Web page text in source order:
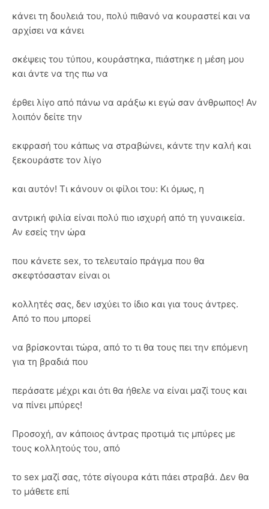
κάνει τη δουλειά του, πολύ πιθανό να κουραστεί και να
αρχίσει να κάνει
σκέψεις του τύπου, κουράστηκα, πιάστηκε η μέση μου
και άντε να της πω να
έρθει λίγο από πάνω να αράξω κι εγώ σαν άνθρωπος! Αν
λοιπόν δείτε την
εκφρασή του κάπως να στραβώνει, κάντε την καλή και
ξεκουράστε τον λίγο
και αυτόν! Τι κάνουν οι φίλοι του: Κι όμως, η
αντρική φιλία είναι πολύ πιο ισχυρή από τη γυναικεία.
Αν εσείς την ώρα
που κάνετε sex, το τελευταίο πράγμα που θα
σκεφτόσασταν είναι οι
κολλητές σας, δεν ισχύει το ίδιο και για τους άντρες.
Από το που μπορεί
να βρίσκονται τώρα, από το τι θα τους πει την επόμενη
για τη βραδιά που
περάσατε μέχρι και ότι θα ήθελε να είναι μαζί τους και
να πίνει μπύρες!
Προσοχή, αν κάποιος άντρας προτιμά τις μπύρες με
τους κολλητούς του, από
το sex μαζί σας, τότε σίγουρα κάτι πάει στραβά. Δεν θα
το μάθετε επί